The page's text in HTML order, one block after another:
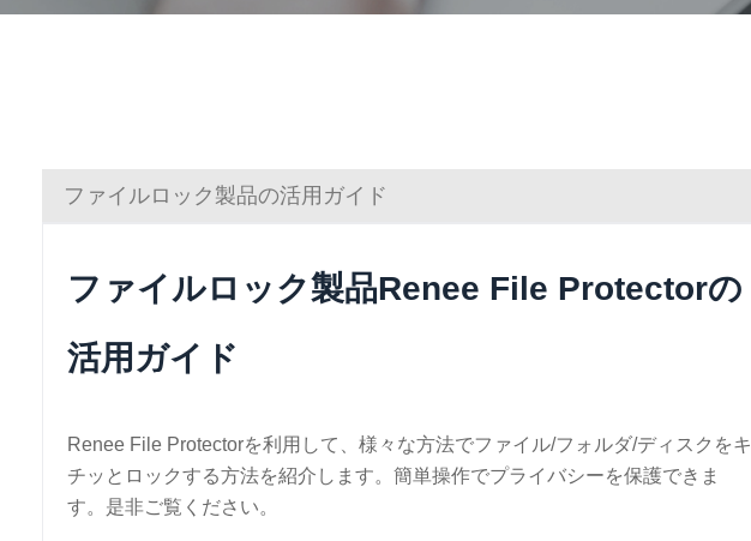
ファイルロック製品の活用ガイド
ファイルロック製品Renee File Protectorの
活用ガイド
Renee File Protectorを利用して、様々な方法でファイル/フォルダ/ディスクをキ
チッとロックする方法を紹介します。簡単操作でプライバシーを保護できま
す。是非ご覧ください。